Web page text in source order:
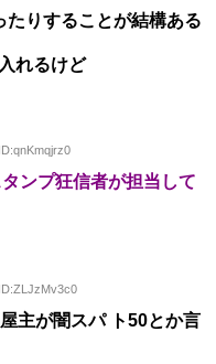
たりすることが結構ある
れるけど
ンプ狂信者が担当して
主が闇スパ ト50とか言